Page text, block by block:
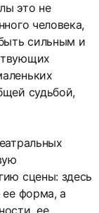
это не
человека,
сильным и
судьбой,
сцены: здесь
форма, а